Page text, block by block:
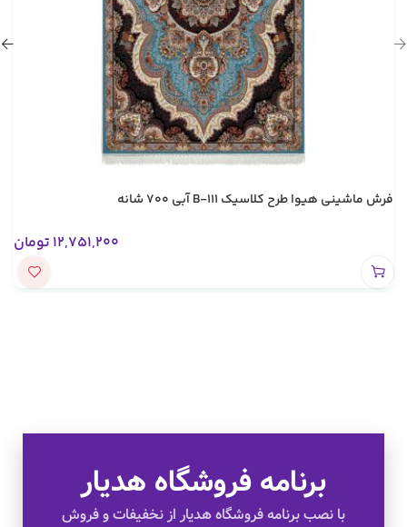
فرش ماشینی هیوا طرح کلاسیک B-111 آبی ۷۰۰ شانه
12,751,200 تومان
برنامه فروشگاه هدیار
با نصب برنامه فروشگاه هدیار از نخفیفات و فروش
تخفیف های ویژه